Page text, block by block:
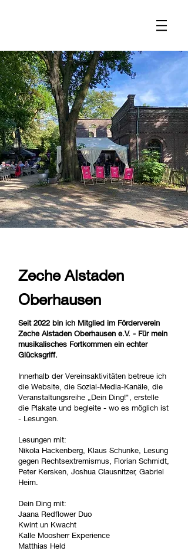
Zeche Alstaden
Oberhausen
Seit 2022 bin ich Mitglied im Förderverein
Zeche Alstaden Oberhausen e.V. - Für mein
musikalisches Fortkommen ein echter
Glücksgriff.
Innerhalb der Vereinsaktivitäten betreue ich
die Website, die Sozial-Media-Kanäle, die
Veranstaltungsreihe „Dein Ding!", erstelle
die Plakate und begleite - wo es möglich ist
- Lesungen.
Lesungen mit:
Nikola Hackenberg, Klaus Schunke, Lesung
gegen Rechtsextremismus, Florian Schmidt,
Peter Kersken, Joshua Clausnitzer, Gabriel
Heim.
Dein Ding mit:
Jaana Redflower Duo
Kwint un Kwacht
Kalle Moosherr Experience
Matthias Held